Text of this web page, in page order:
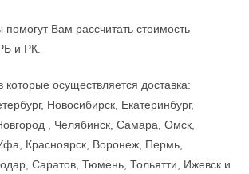
Вам рассчитать стоимость
и РК.
которые осуществляется доставка:
Новосибирск, Екатеринбург,
, Челябинск, Самара, Омск,
Красноярск, Воронеж, Пермь,
Саратов, Тюмень, Тольятти, Ижевск и